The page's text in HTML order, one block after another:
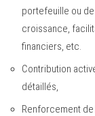
portefeuille ou
croissance,
financiers, etc.
Contribution
détaillés,
Renforcement